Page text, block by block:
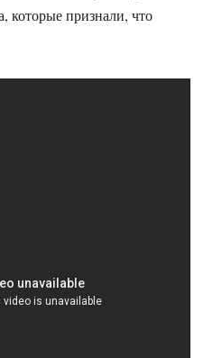
которые признали, что